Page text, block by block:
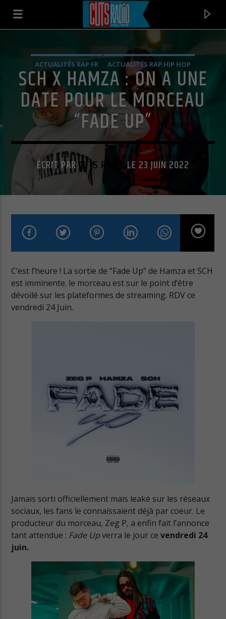
EN CE MOMENT
KENDRICK LAMAR
Cuts Radio
Cuts Latino
Cuts Pop Rock
Cuts Afro
ACTUALITÉS RAP FR ACTUALITÉS RAP HIP HOP
SCH X HAMZA : ON A UNE
DATE POUR LE MORCEAU
“FADE UP”
ÉCRIT PARCUTS RADIOLE 23 JUIN 2022
C’est l’heure ! La sortie de “Fade Up” de Hamza et SCH
est imminente. le morceau est sur le point d’être
dévoilé sur les plateformes de streaming. RDV ce
vendredi 24 Juin.
Jamais sorti officiellement mais leaké sur les réseaux
sociaux, les fans le connaissaient déjà par coeur. Le
producteur du morceau, Zeg P, a enfin fait l’annonce
tant attendue : Fade Upverra le jour cevendredi 24
juin.